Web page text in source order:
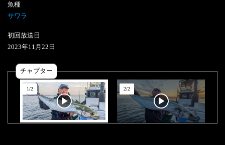
魚種
サワラ
初回放送日
2023年11 月 22 日
チャプター
1/2 2/2